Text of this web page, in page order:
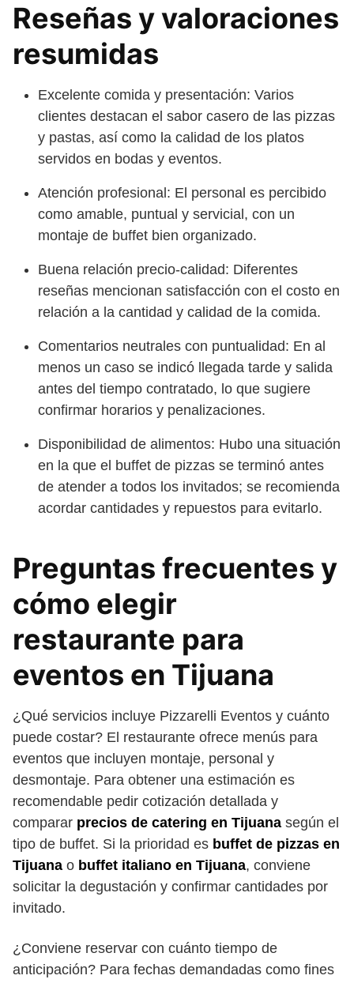
Reseñas y valoraciones
resumidas
Excelente comida y presentación: Varios
clientes destacan el sabor casero de las pizzas
y pastas, así como la calidad de los platos
servidos en bodas y eventos.
Atención profesional: El personal es percibido
como amable, puntual y servicial, con un
montaje de buffet bien organizado.
Buena relación precio-calidad: Diferentes
reseñas mencionan satisfacción con el costo en
relación a la cantidad y calidad de la comida.
Comentarios neutrales con puntualidad: En al
menos un caso se indicó llegada tarde y salida
antes del tiempo contratado, lo que sugiere
confirmar horarios y penalizaciones.
Disponibilidad de alimentos: Hubo una situación
en la que el buffet de pizzas se terminó antes
de atender a todos los invitados; se recomienda
acordar cantidades y repuestos para evitarlo.
Preguntas frecuentes y
cómo elegir
restaurante para
eventos en Tijuana
¿Qué servicios incluye Pizzarelli Eventos y cuánto
puede costar? El restaurante ofrece menús para
eventos que incluyen montaje, personal y
desmontaje. Para obtener una estimación es
recomendable pedir cotización detallada y
comparar precios de catering en Tijuana según el
tipo de buffet. Si la prioridad es buffet de pizzas en
Tijuana o buffet italiano en Tijuana, conviene
solicitar la degustación y confirmar cantidades por
invitado.
¿Conviene reservar con cuánto tiempo de
anticipación? Para fechas demandadas como fines